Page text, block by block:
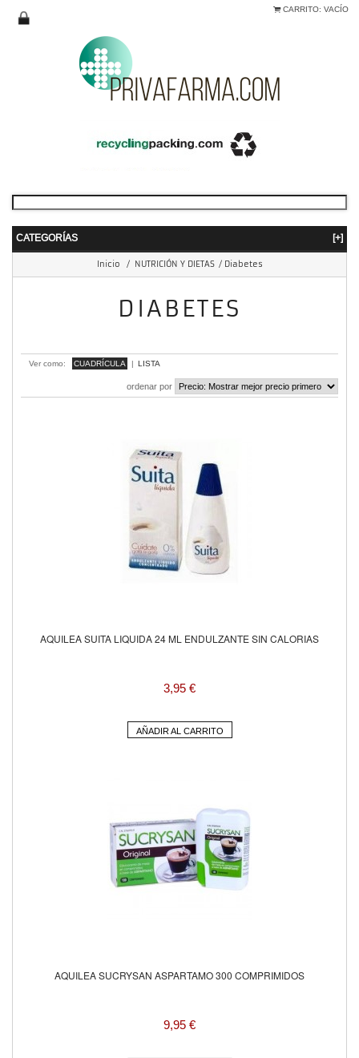
CARRITO: VACÍO
CATEGORÍAS [+]
Inicio / NUTRICIÓN Y DIETAS / Diabetes
DIABETES
Ver como: CUADRÍCULA | LISTA
ordenar por
AQUILEA SUITA LIQUIDA 24 ML ENDULZANTE SIN CALORIAS
3,95 €
AÑADIR AL CARRITO
AQUILEA SUCRYSAN ASPARTAMO 300 COMPRIMIDOS
9,95 €